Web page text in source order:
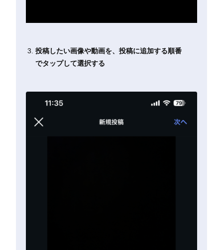
投稿したい画像や動画を、投稿に追加する順番
でタップして選択する